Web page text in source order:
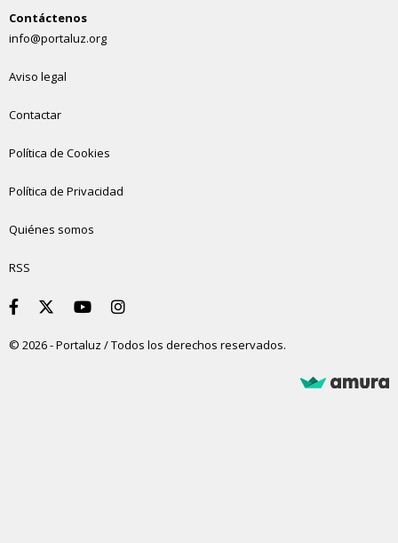
Contáctenos
info@portaluz.org
Aviso legal
Contactar
Política de Cookies
Política de Privacidad
Quiénes somos
RSS
© 2026 - Portaluz / Todos los derechos reservados.